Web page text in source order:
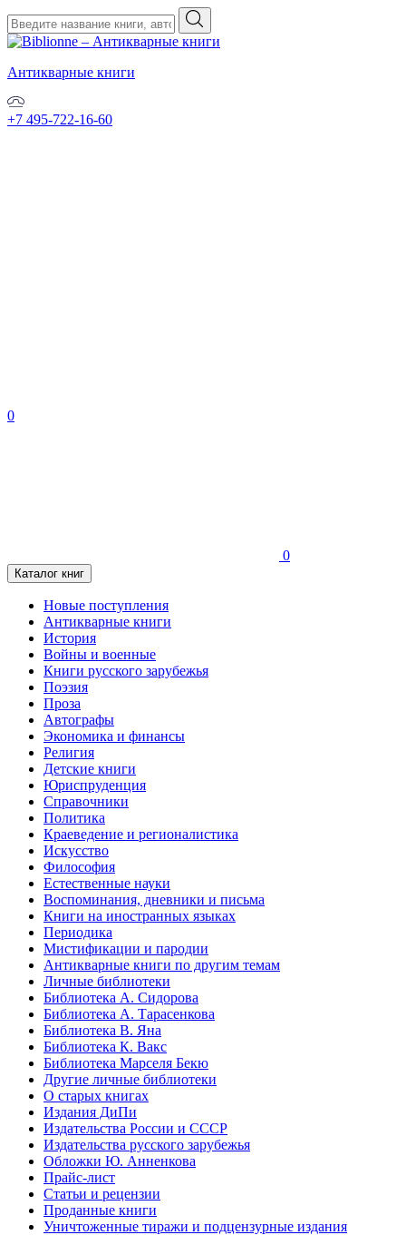
Антикварные книги
+7 495-722-16-60
0
0
Каталог книг
Новые поступления
Антикварные книги
История
Войны и военные
Книги русского зарубежья
Поэзия
Проза
Автографы
Экономика и финансы
Религия
Детские книги
Юриспруденция
Справочники
Политика
Краеведение и регионалистика
Искусство
Философия
Естественные науки
Воспоминания, дневники и письма
Книги на иностранных языках
Периодика
Мистификации и пародии
Антикварные книги по другим темам
Личные библиотеки
Библиотека А. Сидорова
Библиотека А. Тарасенкова
Библиотека В. Яна
Библиотека К. Вакс
Библиотека Марселя Бекю
Другие личные библиотеки
О старых книгах
Издания ДиПи
Издательства России и СССР
Издательства русского зарубежья
Обложки Ю. Анненкова
Прайс-лист
Статьи и рецензии
Проданные книги
Уничтоженные тиражи и подцензурные издания